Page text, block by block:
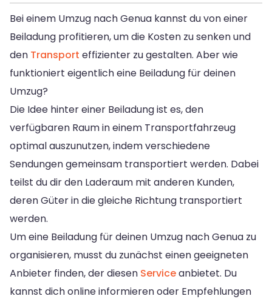
Bei einem Umzug nach Genua kannst du von einer
Beiladung profitieren, um die Kosten zu senken und
den Transport effizienter zu gestalten. Aber wie
funktioniert eigentlich eine Beiladung für deinen
Umzug?
Die Idee hinter einer Beiladung ist es, den
verfügbaren Raum in einem Transportfahrzeug
optimal auszunutzen, indem verschiedene
Sendungen gemeinsam transportiert werden. Dabei
teilst du dir den Laderaum mit anderen Kunden,
deren Güter in die gleiche Richtung transportiert
werden.
Um eine Beiladung für deinen Umzug nach Genua zu
organisieren, musst du zunächst einen geeigneten
Anbieter finden, der diesen Serviceanbietet. Du
kannst dich online informieren oder Empfehlungen